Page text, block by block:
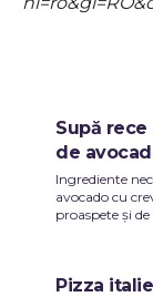
Supă
de
Ingrediente
avocado cu
proaspete și
Pizza